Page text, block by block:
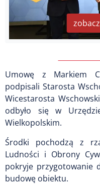
Umowę z Markiem
podpisali Starosta
Wicestarosta
odbyło się w
Wielkopolskim.
Środki pochodzą z
Ludności i Obrony
pokryje przygotowanie
budowę obiektu.